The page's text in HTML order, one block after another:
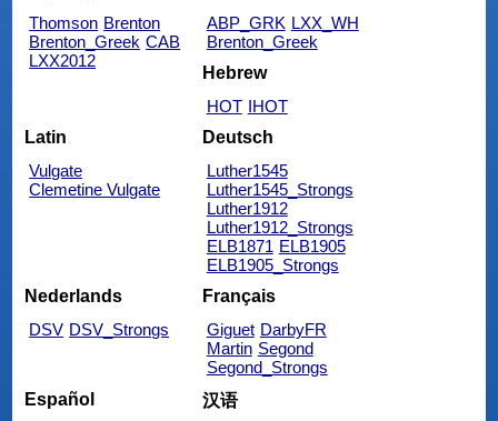
Thomson Brenton
Brenton_Greek CAB
LXX2012
ABP_GRK LXX_WH
Brenton_Greek
Hebrew
HOT IHOT
Latin
Vulgate
Clemetine Vulgate
Deutsch
Luther1545
Luther1545_Strongs
Luther1912
Luther1912_Strongs
ELB1871 ELB1905
ELB1905_Strongs
Nederlands
DSV DSV_Strongs
Français
Giguet DarbyFR
Martin Segond
Segond_Strongs
Español
汉语